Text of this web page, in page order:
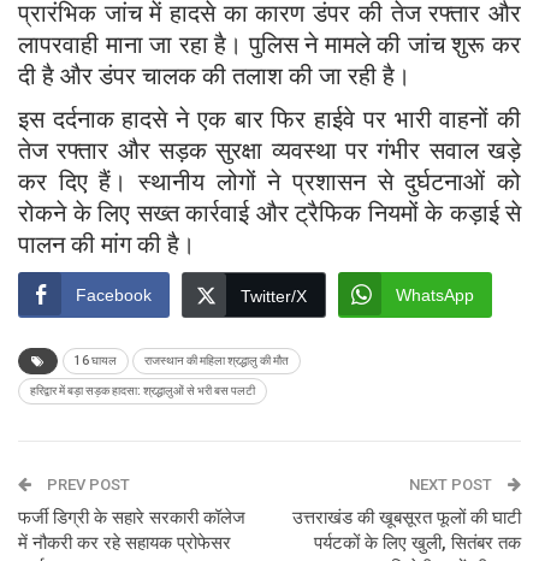
प्रारंभिक जांच में हादसे का कारण डंपर की तेज रफ्तार और
लापरवाही माना जा रहा है। पुलिस ने मामले की जांच शुरू कर
दी है और डंपर चालक की तलाश की जा रही है।
इस दर्दनाक हादसे ने एक बार फिर हाईवे पर भारी वाहनों की
तेज रफ्तार और सड़क सुरक्षा व्यवस्था पर गंभीर सवाल खड़े
कर दिए हैं। स्थानीय लोगों ने प्रशासन से दुर्घटनाओं को
रोकने के लिए सख्त कार्रवाई और ट्रैफिक नियमों के कड़ाई से
पालन की मांग की है।
Facebook Twitter/X WhatsApp
16 घायल राजस्थान की महिला श्रद्धालु की मौत
हरिद्वार में बड़ा सड़क हादसा: श्रद्धालुओं से भरी बस पलटी
PREV POST
फर्जी डिग्री के सहारे सरकारी कॉलेज
में नौकरी कर रहे सहायक प्रोफेसर
NEXT POST
उत्तराखंड की खूबसूरत फूलों की घाटी
पर्यटकों के लिए खुली, सितंबर तक